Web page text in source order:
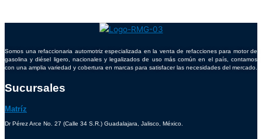
Somos una refaccionaria automotriz especializada en la venta de refacciones para motor de
gasolina y diésel ligero, nacionales y legalizados de uso más común en el país, contamos
con una amplia variedad y cobertura en marcas para satisfacer las necesidades del mercado.
Sucursales
Matríz
Dr Pérez Arce No. 27 (Calle 34 S.R.) Guadalajara, Jalisco, México.